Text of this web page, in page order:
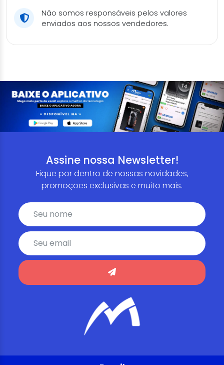
Não somos responsáveis pelos valores
enviados aos nossos vendedores.
Assine nossa Newsletter!
Fique por dentro de nossas novidades,
promoções exclusivas e muito mais.